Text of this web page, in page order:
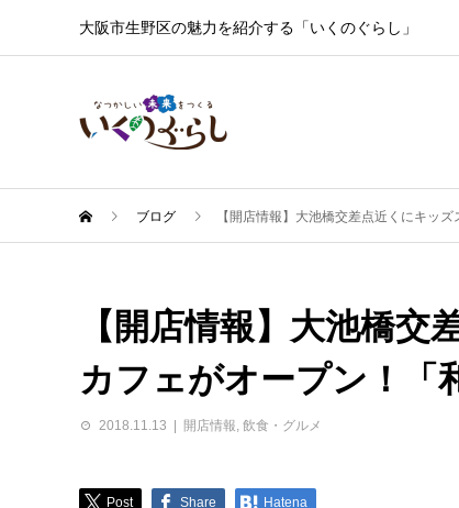
大阪市生野区の魅力を紹介する「いくのぐらし」
ブログ 【開店情報】大池橋交差点近くにキッ
【開店情報】大池橋
カフェがオープン！「
2018.11.13 開店情報, 飲食・グルメ
Post Share Hatena